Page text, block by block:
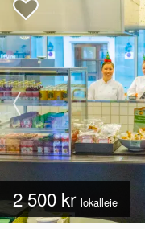
2 500 kr lokalleie